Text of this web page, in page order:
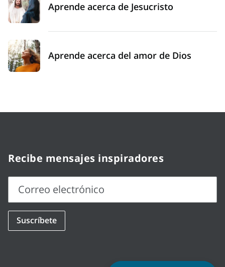
Aprende acerca de Jesucristo
Aprende acerca del amor de Dios
Recibe mensajes inspiradores
Correo electrónico
Correo
electrónico
Suscríbete